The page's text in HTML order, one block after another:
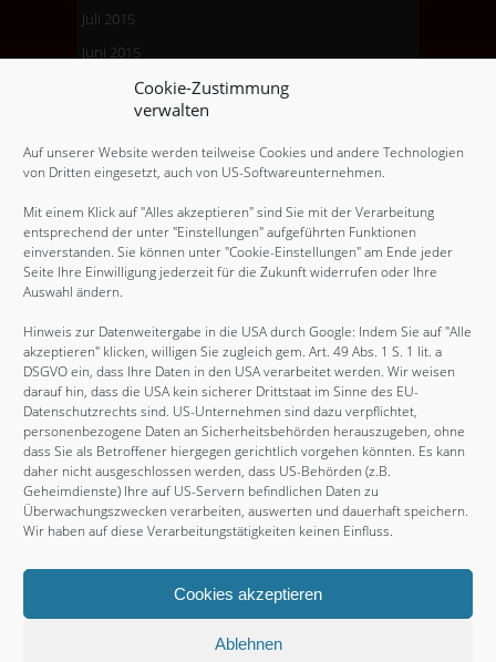
Cookie-Zustimmung
verwalten
Auf unserer Website werden teilweise Cookies und andere Technologien
von Dritten eingesetzt, auch von US-Softwareunternehmen.
Mit einem Klick auf "Alles akzeptieren" sind Sie mit der Verarbeitung
entsprechend der unter "Einstellungen" aufgeführten Funktionen
einverstanden. Sie können unter "Cookie-Einstellungen" am Ende jeder
Seite Ihre Einwilligung jederzeit für die Zukunft widerrufen oder Ihre
Auswahl ändern.
Hinweis zur Datenweitergabe in die USA durch Google: Indem Sie auf "Alle
akzeptieren" klicken, willigen Sie zugleich gem. Art. 49 Abs. 1 S. 1 lit. a
DSGVO ein, dass Ihre Daten in den USA verarbeitet werden. Wir weisen
darauf hin, dass die USA kein sicherer Drittstaat im Sinne des EU-
Datenschutzrechts sind. US-Unternehmen sind dazu verpflichtet,
personenbezogene Daten an Sicherheitsbehörden herauszugeben, ohne
dass Sie als Betroffener hiergegen gerichtlich vorgehen könnten. Es kann
daher nicht ausgeschlossen werden, dass US-Behörden (z.B.
Geheimdienste) Ihre auf US-Servern befindlichen Daten zu
Überwachungszwecken verarbeiten, auswerten und dauerhaft speichern.
Wir haben auf diese Verarbeitungstätigkeiten keinen Einfluss.
Cookies akzeptieren
Ablehnen
Juli 2015
Juni 2015
Mai 2015
April 2015
März 2015
Dezember 2014
November 2014
August 2014
Mai 2014
Juni 2012
Juni 2011
Februar 2011
November 2010
August 2009
Juli 2009
Copyright © 2026, Thammys BBQ. Proudly powered by
. Blackoot design by